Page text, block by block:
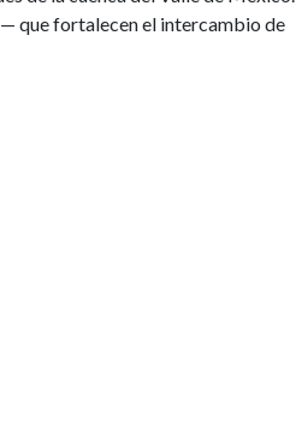
que fortalecen el intercambio de